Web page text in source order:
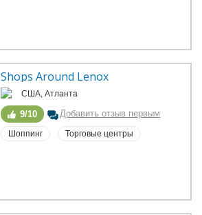
Shops Around Lenox
США, Атланта
9/10 Добавить отзыв первым
Шоппинг Торговые центры